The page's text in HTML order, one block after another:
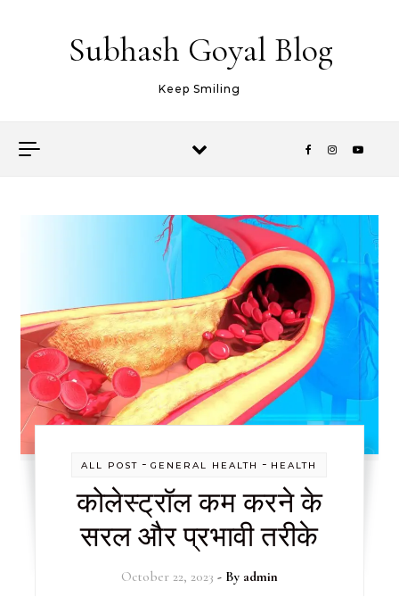
Subhash Goyal Blog
Keep Smiling
ALL POST -GENERAL HEALTH - HEALTH
कोलेस्ट्रॉल कम करने के
सरल और प्रभावी तरीके
October 22, 2023 - By admin